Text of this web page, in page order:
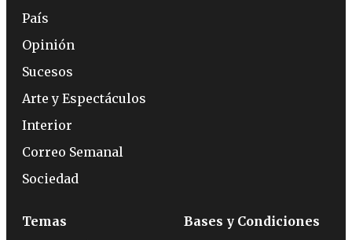
País
Opinión
Sucesos
Arte y Espectáculos
Interior
Correo Semanal
Sociedad
Temas
Bases y Condiciones